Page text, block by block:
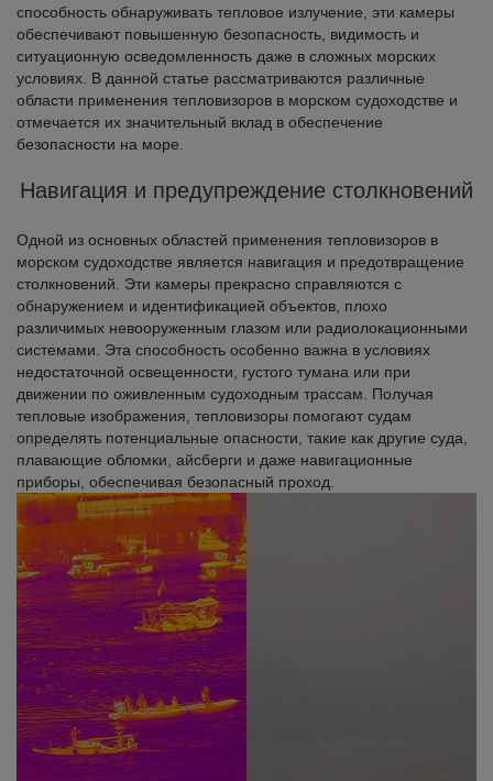
способность обнаруживать тепловое излучение, эти камеры
обеспечивают повышенную безопасность, видимость и
ситуационную осведомленность даже в сложных морских
условиях. В данной статье рассматриваются различные
области применения тепловизоров в морском судоходстве и
отмечается их значительный вклад в обеспечение
безопасности на море.
Навигация и предупреждение столкновений
Одной из основных областей применения тепловизоров в
морском судоходстве является навигация и предотвращение
столкновений. Эти камеры прекрасно справляются с
обнаружением и идентификацией объектов, плохо
различимых невооруженным глазом или радиолокационными
системами. Эта способность особенно важна в условиях
недостаточной освещенности, густого тумана или при
движении по оживленным судоходным трассам. Получая
тепловые изображения, тепловизоры помогают судам
определять потенциальные опасности, такие как другие суда,
плавающие обломки, айсберги и даже навигационные
приборы, обеспечивая безопасный проход.